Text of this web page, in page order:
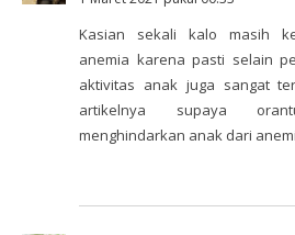
Kasian sekali kalo masih
anemia karena pasti selain
aktivitas anak juga sangat
artikelnya supaya
menghindarkan anak dari